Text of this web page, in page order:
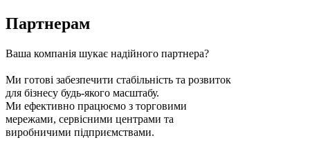
Партнерам
Ваша компанія шукає надійного партнера?
Ми готові забезпечити стабільність та розвиток
для бізнесу будь-якого масштабу.
Ми ефективно працюємо з торговими
мережами, сервісними центрами та
виробничими підприємствами.